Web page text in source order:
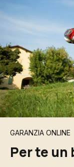
GARANZIA ONLINE
Per te un